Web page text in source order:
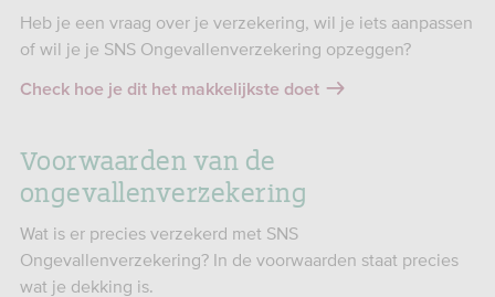
Heb je een vraag over je verzekering, wil je iets aanpassen
of wil je je SNS Ongevallenverzekering opzeggen?
Check hoe je dit het makkelijkste doet
Voorwaarden van de
ongevallenverzekering
Wat is er precies verzekerd met SNS
Ongevallenverzekering? In de voorwaarden staat precies
wat je dekking is.